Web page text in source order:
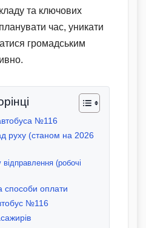
та ключових
час, уникати
громадським
№116
руху (станом на 2026
(робочі
способи оплати
№116